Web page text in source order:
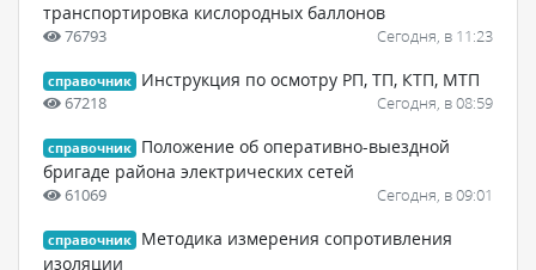
транспортировка кислородных баллонов
76793 Сегодня, в 11:23
справочник Инструкция по осмотру РП, ТП, КТП, МТП
67218 Сегодня, в 08:59
справочник
Положение об оперативно-выездной
бригаде района электрических сетей
61069 Сегодня, в 09:01
справочник
Методика измерения сопротивления
изоляции